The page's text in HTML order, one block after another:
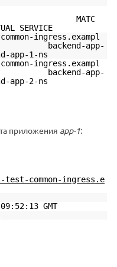
ingress.exampl
app-
app-1-ns
ingress.exampl
app-
app-2-ns
приложения app-1:
common-ingress.e
GMT